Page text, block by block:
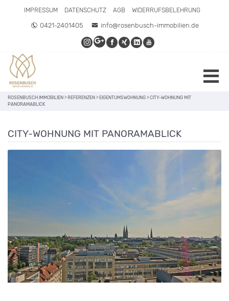
IMPRESSUM DATENSCHUTZ AGB WIDERRUFSBELEHRUNG
0421-2401405 info@rosenbusch-immobilien.de
ROSENBUSCH IMMOBILIEN > REFERENZEN > EIGENTUMSWOHNUNG > CITY-WOHNUNG MIT
PANORAMABLICK
CITY-WOHNUNG MIT PANORAMABLICK